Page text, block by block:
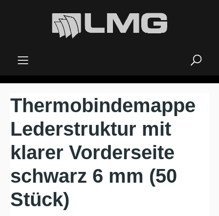
Thermobindemappe
Lederstruktur mit
klarer Vorderseite
schwarz 6 mm (50
Stück)